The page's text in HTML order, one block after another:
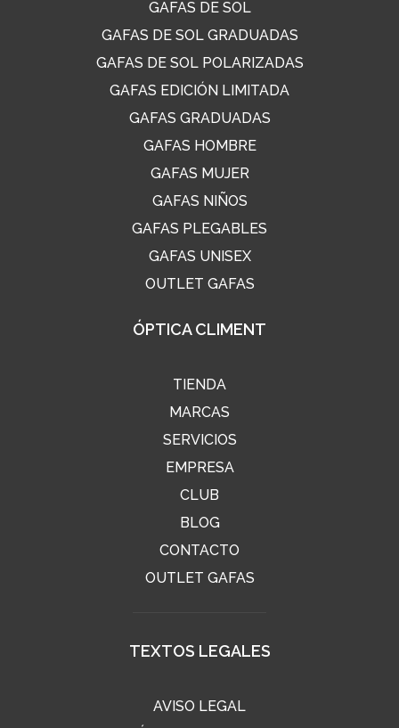
GAFAS DE SOL
GAFAS DE SOL GRADUADAS
GAFAS DE SOL POLARIZADAS
GAFAS EDICIÓN LIMITADA
GAFAS GRADUADAS
GAFAS HOMBRE
GAFAS MUJER
GAFAS NIÑOS
GAFAS PLEGABLES
GAFAS UNISEX
OUTLET GAFAS
ÓPTICA CLIMENT
TIENDA
MARCAS
SERVICIOS
EMPRESA
CLUB
BLOG
CONTACTO
OUTLET GAFAS
TEXTOS LEGALES
AVISO LEGAL